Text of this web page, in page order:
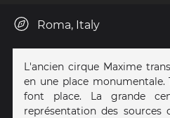
Roma, Italy
L'ancien cirque Maxime
en une place monumentale.
font place. La grande
représentation des sources